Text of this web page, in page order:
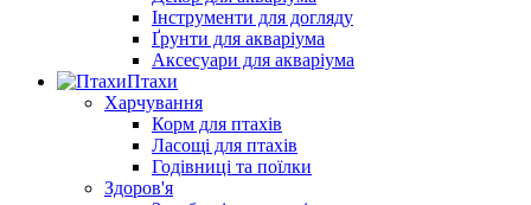
Інструменти для догляду
Ґрунти для акваріума
Аксесуари для акваріума
Птахи
Харчування
Корм для птахів
Ласощі для птахів
Годівниці та поїлки
Здоров'я